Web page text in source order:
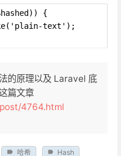
{
text');
的原理以及 Laravel 底
篇文章
4764.html
哈希
Hash